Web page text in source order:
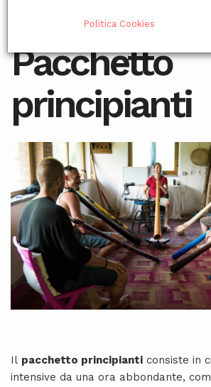
Pacchetto
principianti
Il pacchetto principianti consiste in
intensive da una ora abbondante,
Politica Cookies